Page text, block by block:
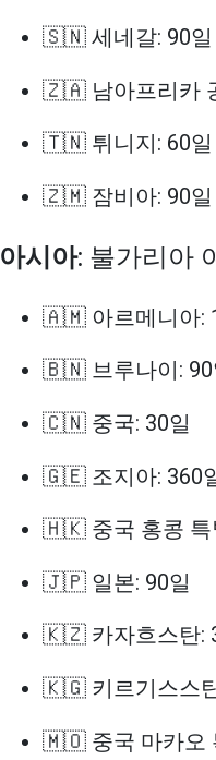
🇸🇳 세네갈: 90일
🇿🇦 남아프리카
🇹🇳 튀니지: 60일
🇿🇲 잠비아: 90일
아시아: 불가리아
🇦🇲 아르메니아:
🇧🇳 브루나이: 90
🇨🇳 중국: 30일
🇬🇪 조지아: 360
🇭🇰 중국 홍콩 특
🇯🇵 일본: 90일
🇰🇿 카자흐스탄:
🇰🇬 키르기스스
🇲🇴 중국 마카오